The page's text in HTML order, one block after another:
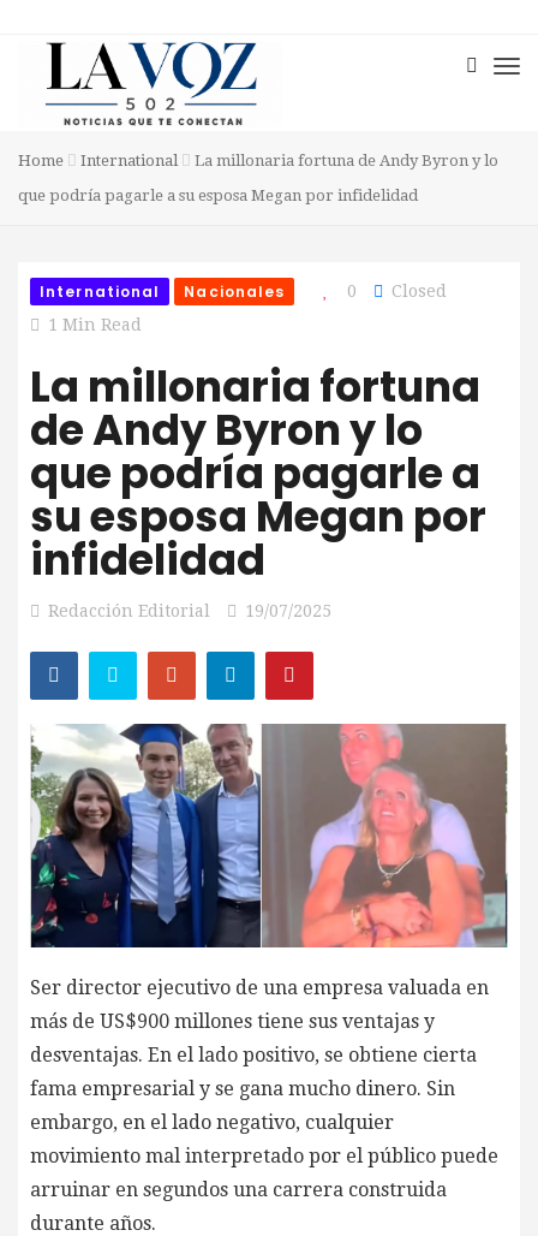
Home International
La millonaria fortuna de Andy Byron y lo
que podría pagarle a su esposa Megan por infidelidad
International Nacionales 0
Closed
1 Min Read
La millonaria fortuna
de Andy Byron y lo
que podría pagarle a
su esposa Megan por
infidelidad
Redacción Editorial 19/07/2025
Ser director ejecutivo de una empresa valuada en
más de US$900 millones tiene sus ventajas y
desventajas. En el lado positivo, se obtiene cierta
fama empresarial y se gana mucho dinero. Sin
embargo, en el lado negativo, cualquier
movimiento mal interpretado por el público puede
arruinar en segundos una carrera construida
durante años.